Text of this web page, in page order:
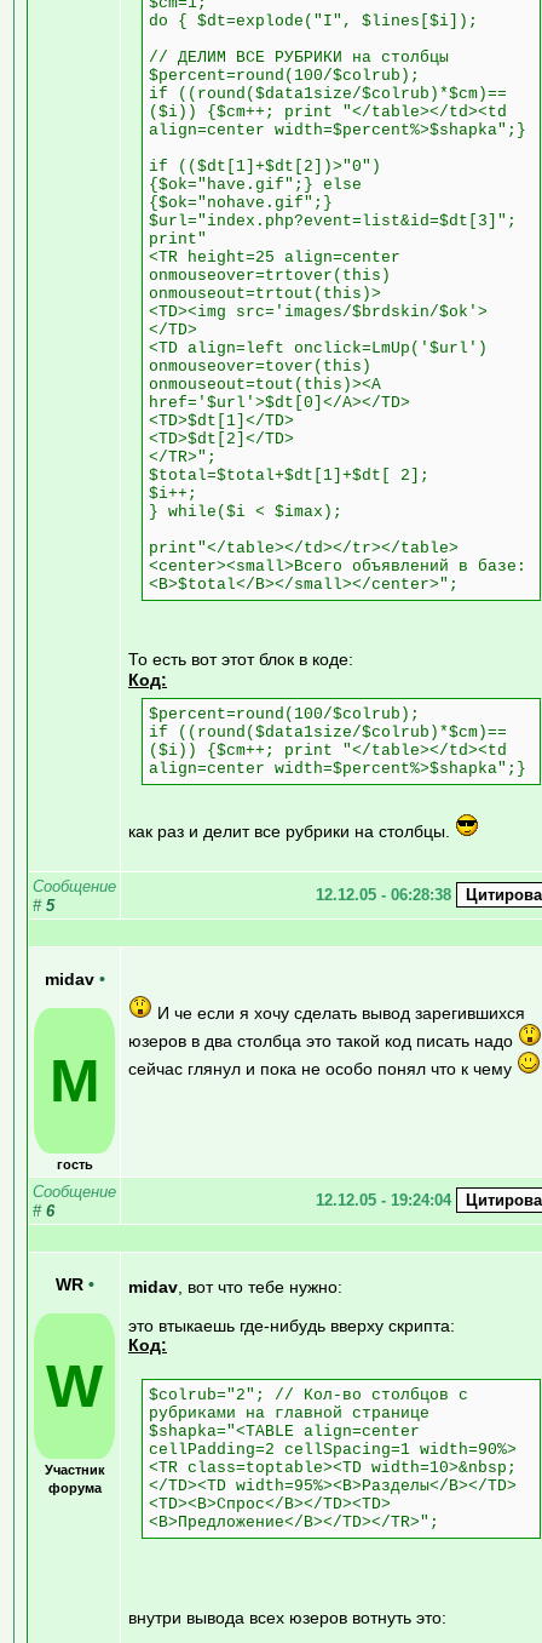
do { $dt=explode("I", $lines[$i]);
// ДЕЛИМ ВСЕ РУБРИКИ на столбцы
$percent=round(100/$colrub);
if ((round($data1size/$colrub)*$cm)==
($i)) {$cm++; print "</table></td><td
align=center width=$percent%>$shapka";}
if (($dt[1]+$dt[2])>"0")
{$ok="have.gif";} else
{$ok="nohave.gif";}
$url="index.php?event=list&id=$dt[3]";
print"
<TR height=25 align=center
onmouseover=trtover(this)
onmouseout=trtout(this)>
<TD><img src='images/$brdskin/$ok'>
</TD>
<TD align=left onclick=LmUp('$url')
onmouseover=tover(this)
onmouseout=tout(this)><A
href='$url'>$dt[0]</A></TD>
<TD>$dt[1]</TD>
<TD>$dt[2]</TD>
</TR>";
$total=$total+$dt[1]+$dt[ 2];
$i++;
} while($i < $imax);
print"</table></td></tr></table>
<center><small>Всего объявлений в базе:
<B>$total</B></small></center>";
То есть вот этот блок в коде:
Код:
$percent=round(100/$colrub);
if ((round($data1size/$colrub)*$cm)==
($i)) {$cm++; print "</table></td><td
align=center width=$percent%>$shapka";}
как раз и делит все рубрики на столбцы.
Сообщение
# 5
12.12.05 - 06:28:38
midav •
M
гость
И че если я хочу сделать вывод зарегившихся
юзеров в два столбца это такой код писать надо
сейчас глянул и пока не особо понял что к чему
Сообщение
# 6
12.12.05 - 19:24:04
WR •
W
Участник
форума
midav , вот что тебе нужно:
это втыкаешь где-нибудь вверху скрипта:
Код:
$colrub="2"; // Кол-во столбцов с
рубриками на главной странице
$shapka="<TABLE align=center
cellPadding=2 cellSpacing=1 width=90%>
<TR class=toptable><TD width=10>&nbsp;
</TD><TD width=95%><B>Разделы</B></TD>
<TD><B>Спрос</B></TD><TD>
<B>Предложение</B></TD></TR>";
внутри вывода всех юзеров вотнуть это: